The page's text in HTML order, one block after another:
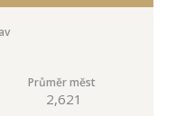
Průměr měst
2,621